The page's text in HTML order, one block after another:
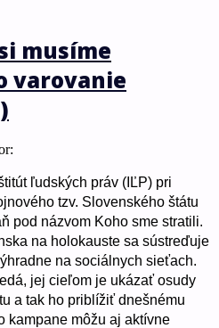
musíme
varovanie
ľudských práv (IĽP) pri
tzv. Slovenského štátu
pod názvom Koho sme stratili.
na holokauste sa sústreďuje
na sociálnych sieťach.
jej cieľom je ukázať osudy
a tak ho priblížiť dnešnému
kampane môžu aj aktívne